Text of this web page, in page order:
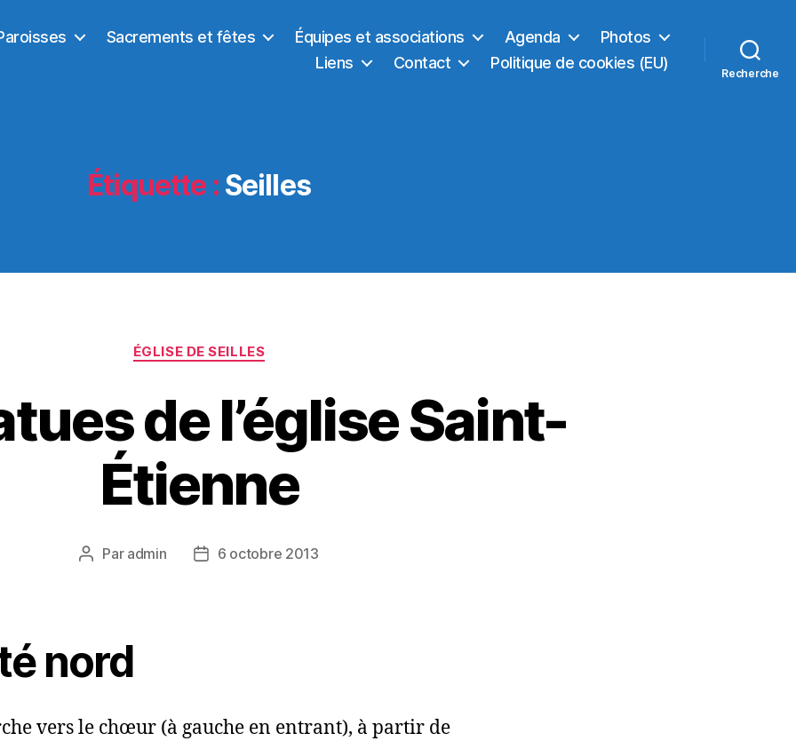
Sacrements et fêtes Équipes et associations Agenda
Photos
Liens
Contact Politique de cookies (EU)
Recherche
Étiquette : Seilles
Catégories
ÉGLISE DE SEILLES
de l’église Saint-
Étienne
Auteur
Par admin
Date6 octobre 2013
nord
vers le chœur (à gauche en entrant), à partir de